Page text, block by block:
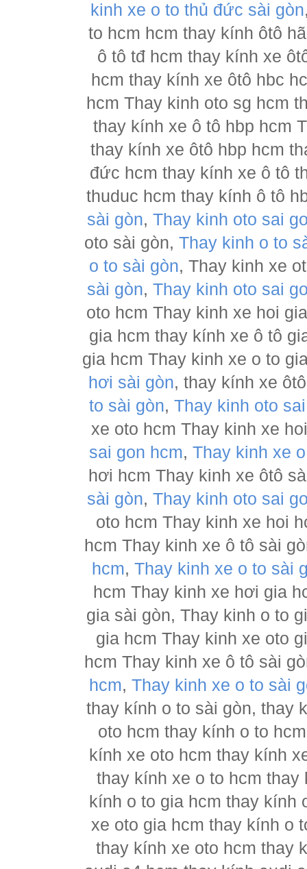
kinh xe o to thủ đức sài gòn
to hcm hcm thay kính ôtô
ô tô tđ hcm thay kính xe
hcm thay kính xe ôtô hbc
hcm Thay kinh oto sg hcm
thay kính xe ô tô hbp hcm
thay kính xe ôtô hbp hcm
đức hcm thay kính xe ô tô
thuduc hcm thay kính ô tô
sài gòn, Thay kinh oto sai
oto sài gòn, Thay kinh o to
o to sài gòn, Thay kinh xe
sài gòn, Thay kinh oto sai
oto hcm Thay kinh xe hoi
gia hcm thay kính xe ô tô
gia hcm Thay kinh xe o to
hơi sài gòn, thay kính xe
to sài gòn, Thay kinh oto
xe oto hcm Thay kinh xe
sai gon hcm,Thay kinh xe
hơi hcm Thay kinh xe ôtô
sài gòn, Thay kinh oto sai
oto hcm Thay kinh xe hoi
hcm Thay kinh xe ô tô sài
hcm, Thay kinh xe o to sài
hcm Thay kinh xe hơi gia
gia sài gòn, Thay kinh o to
gia hcm Thay kinh xe oto
hcm Thay kinh xe ô tô sài
hcm,Thay kinh xe o to sài
thay kính o to sài gòn, thay
oto hcm thay kính o to
kính xe oto hcm thay kính
thay kính xe o to hcm
kính o to gia hcm thay kính
xe oto gia hcm thay kính o
thay kính xe oto hcm thay